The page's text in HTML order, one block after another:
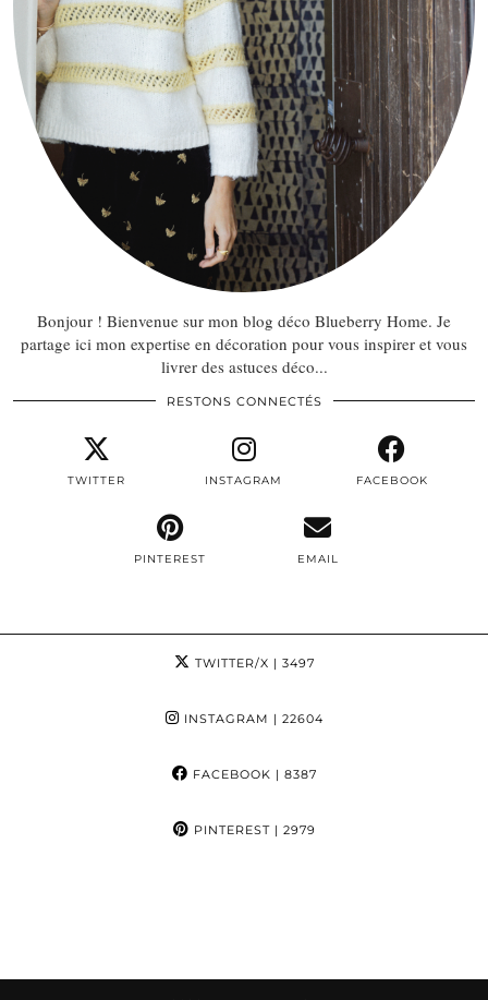
Bonjour ! Bienvenue sur mon blog déco Blueberry Home. Je
partage ici mon expertise en décoration pour vous inspirer et vous
livrer des astuces déco...
RESTONS CONNECTÉS
TWITTER INSTAGRAM FACEBOOK
PINTEREST EMAIL
TWITTER/X | 3497
INSTAGRAM | 22604
FACEBOOK | 8387
PINTEREST| 2979